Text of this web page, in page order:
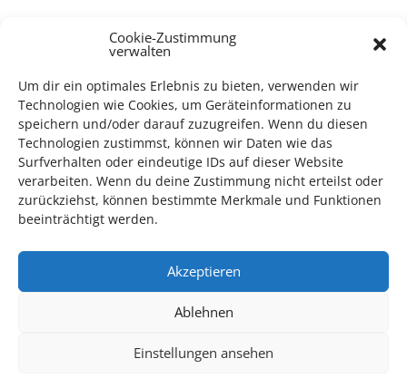
Cookie-Zustimmung
verwalten
Um dir ein optimales Erlebnis zu bieten, verwenden wir
Technologien wie Cookies, um Geräteinformationen zu
speichern und/oder darauf zuzugreifen. Wenn du diesen
Technologien zustimmst, können wir Daten wie das
Surfverhalten oder eindeutige IDs auf dieser Website
verarbeiten. Wenn du deine Zustimmung nicht erteilst oder
zurückziehst, können bestimmte Merkmale und Funktionen
beeinträchtigt werden.
Akzeptieren
Ablehnen
Einstellungen ansehen
TECHNIK SUPPORT GESUCHT!
Mithilfe im Bereich Technik
. Sie haben Interesse? Dann
melden Sie sich unterinfo@kulturparkett-rhein-neckar.de
*KULTURTIPP SOMMERPAUSE: FESTIVAL DES DEUTSCHEN FILMS*